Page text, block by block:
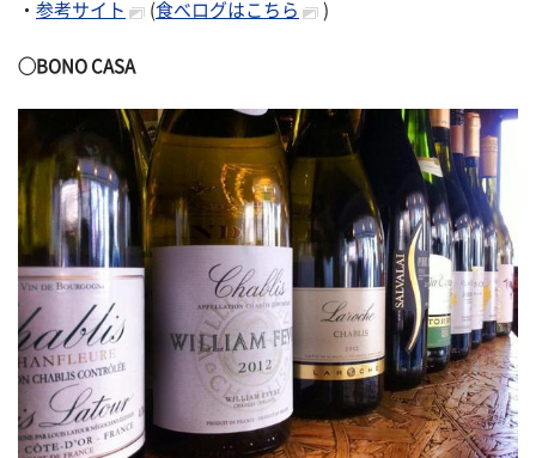
・ 参考サイト (食べログはこちら )
◯ BONO CASA